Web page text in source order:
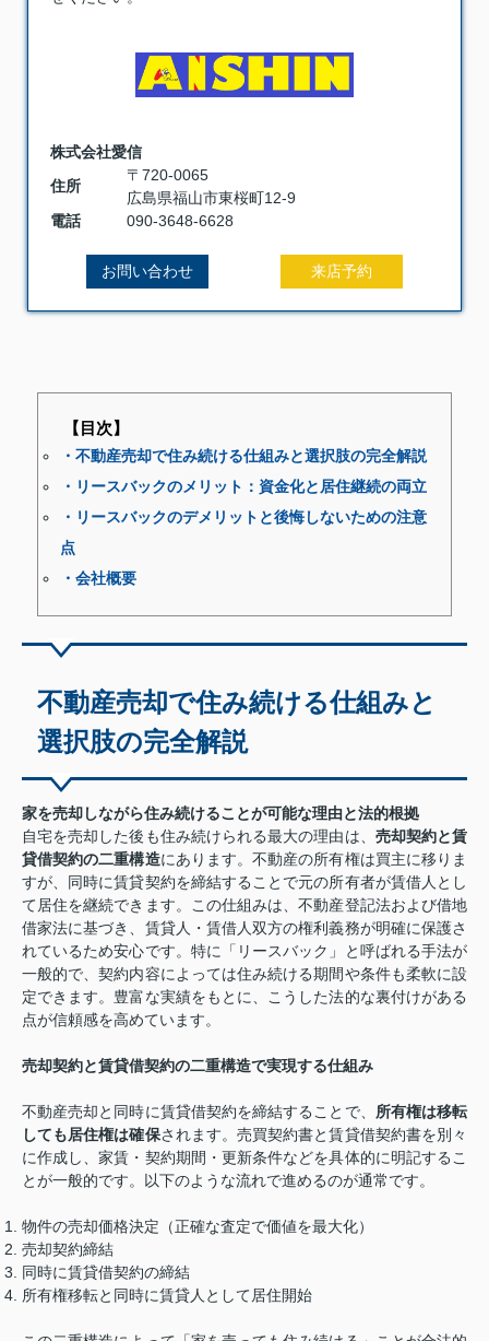
株式会社愛信
住所
〒720-0065
広島県福山市東桜町12-9
電話
090-3648-6628
お問い合わせ 来店予約
【目次】
・不動産売却で住み続ける仕組みと選択肢の完全解説
・リースバックのメリット：資金化と居住継続の両立
・リースバックのデメリットと後悔しないための注意
点
・会社概要
不動産売却で住み続ける仕組みと
選択肢の完全解説
家を売却しながら住み続けることが可能な理由と法的根拠
自宅を売却した後も住み続けられる最大の理由は、 売却契約と賃
貸借契約の二重構造にあります。不動産の所有権は買主に移りま
すが、同時に賃貸契約を締結することで元の所有者が賃借人とし
て居住を継続できます。この仕組みは、不動産登記法および借地
借家法に基づき、賃貸人・賃借人双方の権利義務が明確に保護さ
れているため安心です。特に「リースバック」と呼ばれる手法が
一般的で、契約内容によっては住み続ける期間や条件も柔軟に設
定できます。豊富な実績をもとに、こうした法的な裏付けがある
点が信頼感を高めています。
売却契約と賃貸借契約の二重構造で実現する仕組み
不動産売却と同時に賃貸借契約を締結することで、 所有権は移転
しても居住権は確保されます。売買契約書と賃貸借契約書を別々
に作成し、家賃・契約期間・更新条件などを具体的に明記するこ
とが一般的です。以下のような流れで進めるのが通常です。
物件の売却価格決定（正確な査定で価値を最大化）
売却契約締結
同時に賃貸借契約の締結
所有権移転と同時に賃貸人として居住開始